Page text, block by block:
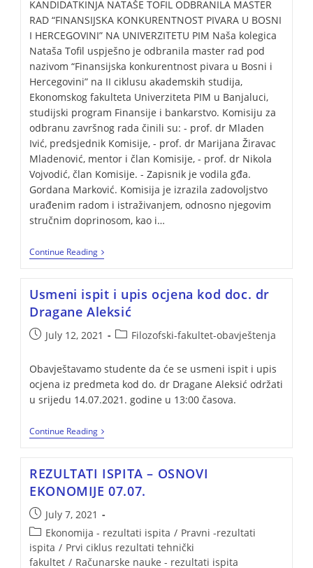
KANDIDATKINJA NATAŠE TOFIL ODBRANILA MASTER
RAD “FINANSIJSKA KONKURENTNOST PIVARA U BOSNI
I HERCEGOVINI” NA UNIVERZITETU PIM Naša kolegica
Nataša Tofil uspješno je odbranila master rad pod
nazivom “Finansijska konkurentnost pivara u Bosni i
Hercegovini” na II ciklusu akademskih studija,
Ekonomskog fakulteta Univerziteta PIM u Banjaluci,
studijski program Finansije i bankarstvo. Komisiju za
odbranu završnog rada činili su: - prof. dr Mladen
Ivić, predsjednik Komisije, - prof. dr Marijana Žiravac
Mladenović, mentor i član Komisije, - prof. dr Nikola
Vojvodić, član Komisije. - Zapisnik je vodila gđa.
Gordana Marković. Komisija je izrazila zadovoljstvo
urađenim radom i istraživanjem, odnosno njegovim
stručnim doprinosom, kao i…
Continue Reading
Usmeni ispit i upis ocjena kod doc. dr
Dragane Aleksić
July 12, 2021 Filozofski-fakultet-obavještenja
Obavještavamo studente da će se usmeni ispit i upis
ocjena iz predmeta kod do. dr Dragane Aleksić održati
u srijedu 14.07.2021. godine u 13:00 časova.
Continue Reading
REZULTATI ISPITA – OSNOVI
EKONOMIJE 07.07.
July 7, 2021
Ekonomija - rezultati ispita / Pravni -rezultati
ispita / Prvi ciklus rezultati tehnički
fakultet / Računarske nauke - rezultati ispita